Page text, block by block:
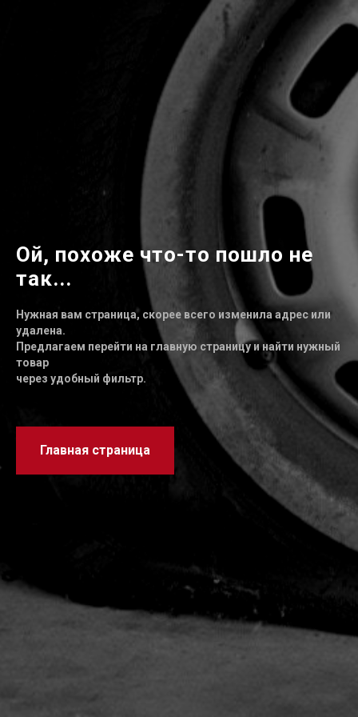
Ой, похоже что-то пошло не
так...
Нужная вам страница, скорее всего изменила адрес или
удалена.
Предлагаем перейти на главную страницу и найти нужный
товар
через удобный фильтр.
Главная страница